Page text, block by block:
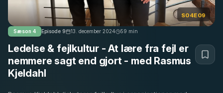
S04E09
Sæson 4 Episode 9 13. december 2024 59 min
Ledelse & fejlkultur - At lære fra fejl er
nemmere sagt end gjort - med Rasmus
Kjeldahl